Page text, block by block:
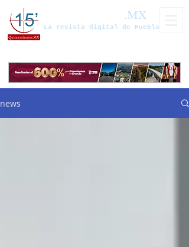
.MX
La revista digital de Puebla
news